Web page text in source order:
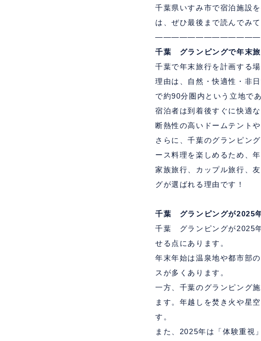
千葉県いすみ市で宿泊施設を
は、ぜひ最後まで読んでみて
千葉 グランピングで年末旅
千葉で年末旅行を計画する
理由は、自然・快適性・非
で約90分圏内という立地で
宿泊者は到着後すぐに快適
断熱性の高いドームテント
さらに、千葉のグランピン
ース料理を楽しめるため、
家族旅行、カップル旅行、
グが選ばれる理由です！
千葉 グランピングが2025
千葉 グランピングが2025
せる点にあります。
年末年始は温泉地や都市部
スが多くあります。
一方、千葉のグランピング
ます。年越しを焚き火や星
す。
また、 2025年は「体験重視